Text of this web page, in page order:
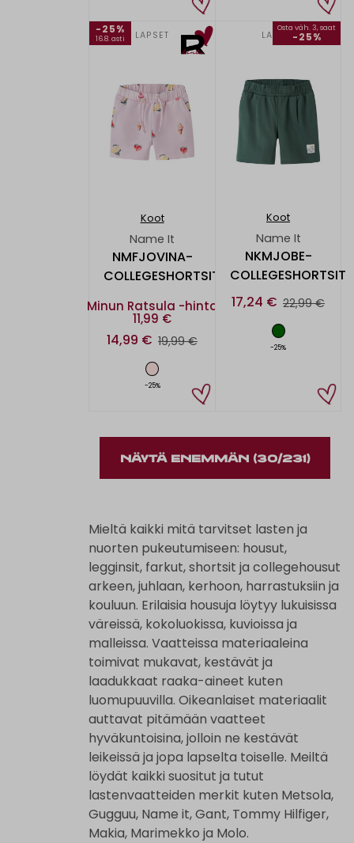
LAPSET
-25%
16.8. asti
Koot
Name It
NMFJOVINA-
COLLEGESHORTSIT
Minun Ratsula -hinta
11,99 €
14,99 € 19,99 €
-25%
LAPSET
Osta väh. 3, saat
-25%
Koot
Name It
NKMJOBE-
COLLEGESHORTSIT
17,24 € 22,99 €
-25%
NÄYTÄ ENEMMÄN (30/231)
Mieltä kaikki mitä tarvitset lasten ja
nuorten pukeutumiseen: housut,
legginsit, farkut, shortsit ja collegehousut
arkeen, juhlaan, kerhoon, harrastuksiin ja
kouluun. Erilaisia housuja löytyy lukuisissa
väreissä, kokoluokissa, kuvioissa ja
malleissa. Vaatteissa materiaaleina
toimivat mukavat, kestävät ja
laadukkaat raaka-aineet kuten
luomupuuvilla. Oikeanlaiset materiaalit
auttavat pitämään vaatteet
hyväkuntoisina, jolloin ne kestävät
leikeissä ja jopa lapselta toiselle. Meiltä
löydät kaikki suositut ja tutut
lastenvaatteiden merkit kuten Metsola,
Gugguu, Name it, Gant, Tommy Hilfiger,
Makia, Marimekko ja Molo.